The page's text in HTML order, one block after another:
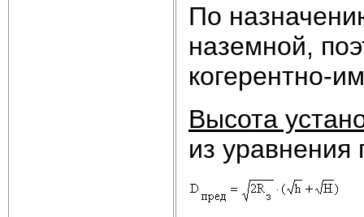
По
наземной,
когерентно-
Высота
из